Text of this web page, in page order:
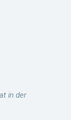
in der